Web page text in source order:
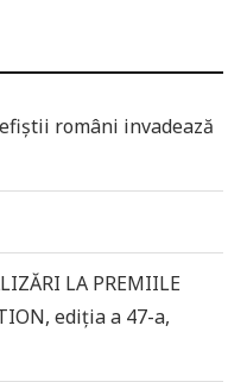
români invadează
LA PREMIILE
ediția a 47-a,